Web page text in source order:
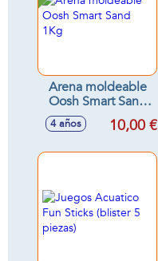
Arena moldeable
Oosh Smart Sand
1Kg
4 años 10,00 €